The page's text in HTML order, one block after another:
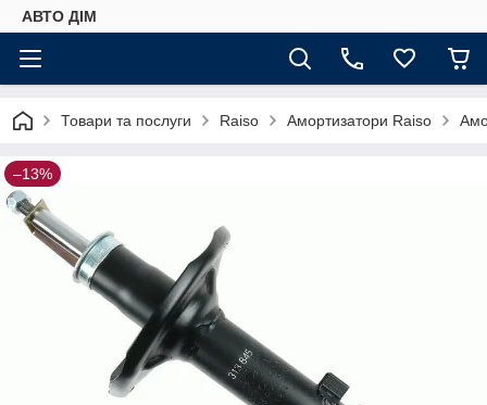
АВТО ДIМ
Товари та послуги Raiso Амортизатори Raiso
–13%